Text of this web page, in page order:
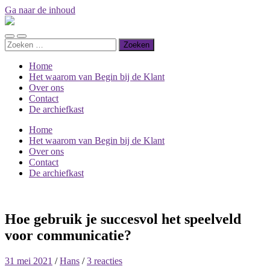
Ga naar de inhoud
Begin
de
klant
Toggle
mobiel
Toggle
zoekveld
Zoeken
naar:
Home
Het waarom van Begin bij de Klant
Over ons
Contact
De archiefkast
Home
Het waarom van Begin bij de Klant
Over ons
Contact
De archiefkast
Hoe gebruik je succesvol het speelveld
voor communicatie?
31 mei 2021 /Hans /3 reacties